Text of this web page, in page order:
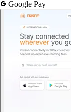
Google Pay